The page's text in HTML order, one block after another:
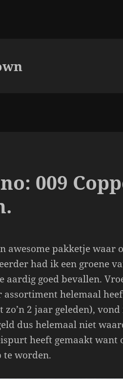
009
awesome pakketje waar
had ik een groene
aardig goed bevallen.
helemaal
2 jaar geleden),
dus helemaal niet
heeft gemaakt want
te worden.